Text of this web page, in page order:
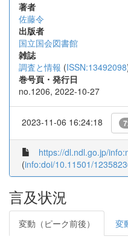
著者
佐藤令
出版者
国立国会図書館
雑誌
調査と情報 (ISSN:13492098
巻号頁・発行日
no.1206, 2022-10-27
2023-11-06 16:24:18
https://dl.ndl.go.jp/
(info:doi/10.11501/
言及状況
変動（ピーク前後） 変